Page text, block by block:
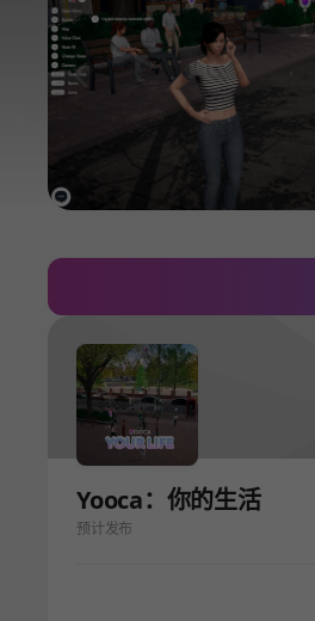
이전
Yooca：你的生活
预计发布